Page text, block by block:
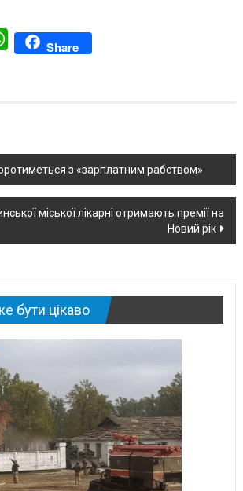
WhatsAppShare
з «зарплатним рабством»
міської лікарні отримають премії на
Новий рік
бути цікаво